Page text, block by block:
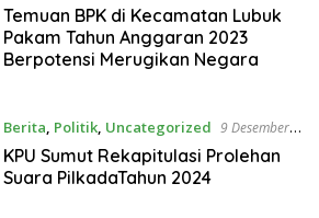
Desember 2024
Temuan BPK di Kecamatan Lubuk
Pakam Tahun Anggaran 2023
Berpotensi Merugikan Negara
Berita, Politik, Uncategorized 9 Desember
2024
KPU Sumut Rekapitulasi Prolehan
Suara PilkadaTahun 2024